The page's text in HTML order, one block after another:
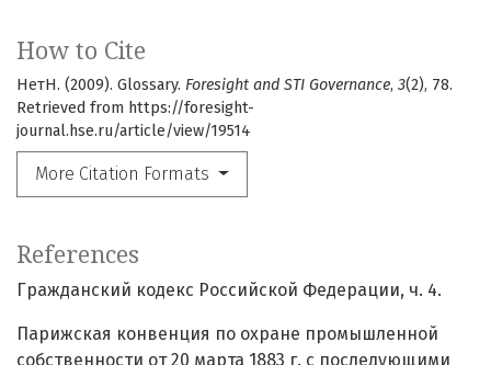
How to Cite
НетН. (2009). Glossary. Foresight and STI Governance, 3(2), 78.
Retrieved from https://foresight-
journal.hse.ru/article/view/19514
More Citation Formats
References
Гражданский кодекс Российской Федерации, ч. 4.
Парижская конвенция по охране промышленной
собственности от 20 марта 1883 г. с последующими